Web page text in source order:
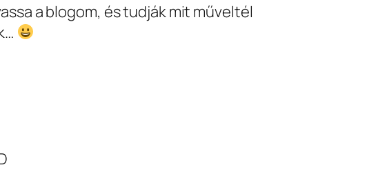
a blogom, és tudják mit műveltél